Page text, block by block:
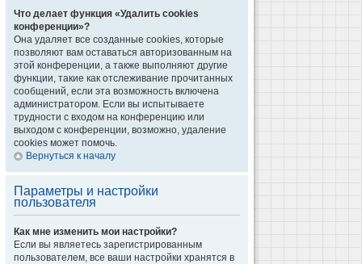
Что делает функция «Удалить cookies
конференции»?
Она удаляет все созданные cookies, которые
позволяют вам оставаться авторизованным на
этой конференции, а также выполняют другие
функции, такие как отслеживание прочитанных
сообщений, если эта возможность включена
администратором. Если вы испытываете
трудности с входом на конференцию или
выходом с конференции, возможно, удаление
cookies может помочь.
Вернуться к началу
Параметры и настройки
пользователя
Как мне изменить мои настройки?
Если вы являетесь зарегистрированным
пользователем, все ваши настройки хранятся в